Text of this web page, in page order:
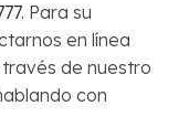
. Para su
en línea
de nuestro
con